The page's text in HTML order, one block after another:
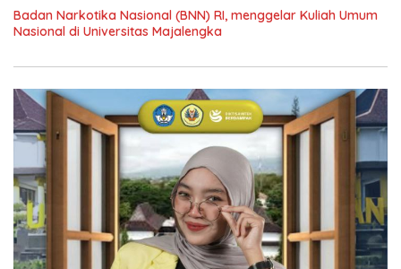
Badan Narkotika Nasional (BNN) RI, menggelar Kuliah Umum
Nasional di Universitas Majalengka